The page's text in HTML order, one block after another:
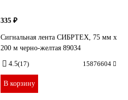
335 ₽
Сигнальная лента СИБРТЕХ, 75 мм х
200 м черно-желтая 89034
4.5(17) 15876604
В корзину